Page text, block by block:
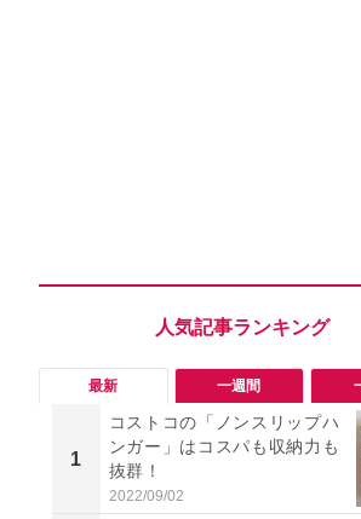
最新 一週間
1
コストコの「ノンスリップハ
ンガー」はコスパも収納力も
抜群！
2022/09/02